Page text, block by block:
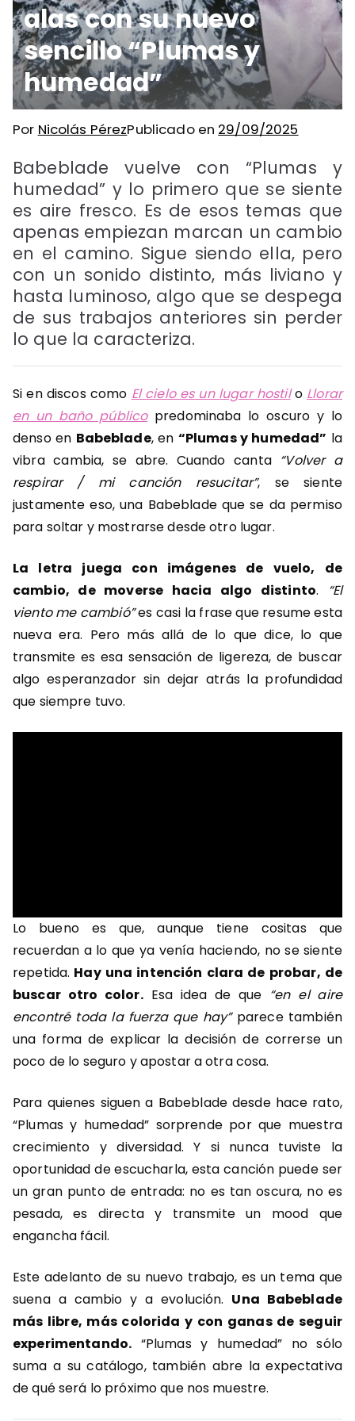
alas con su nuevo
sencillo “Plumas y
humedad”
Por Nicolás PérezPublicado en 29/09/2025
Babeblade vuelve con “Plumas y
humedad” y lo primero que se siente
es aire fresco. Es de esos temas que
apenas empiezan marcan un cambio
en el camino. Sigue siendo ella, pero
con un sonido distinto, más liviano y
hasta luminoso, algo que se despega
de sus trabajos anteriores sin perder
lo que la caracteriza.
Si en discos como El cielo es un lugar hostilo Llorar
en un baño públicopredominaba lo oscuro y lo
denso en Babeblade, en “Plumas y humedad” la
vibra cambia, se abre. Cuando canta “Volver a
respirar / mi canción resucitar”, se siente
justamente eso, una Babeblade que se da permiso
para soltar y mostrarse desde otro lugar.
La letra juega con imágenes de vuelo, de
cambio, de moverse hacia algo distinto.
“El
viento me cambió”es casi la frase que resume esta
nueva era. Pero más allá de lo que dice, lo que
transmite es esa sensación de ligereza, de buscar
algo esperanzador sin dejar atrás la profundidad
que siempre tuvo.
Lo bueno es que, aunque tiene cositas que
recuerdan a lo que ya venía haciendo, no se siente
repetida. Hay una intención clara de probar, de
buscar otro color.Esa idea de que “en el aire
encontré toda la fuerza que hay”parece también
una forma de explicar la decisión de correrse un
poco de lo seguro y apostar a otra cosa.
Para quienes siguen a Babeblade desde hace rato,
“Plumas y humedad” sorprende por que muestra
crecimiento y diversidad. Y si nunca tuviste la
oportunidad de escucharla, esta canción puede ser
un gran punto de entrada: no es tan oscura, no es
pesada, es directa y transmite un mood que
engancha fácil.
Este adelanto de su nuevo trabajo, es un tema que
suena a cambio y a evolución. Una Babeblade
más libre, más colorida y con ganas de seguir
experimentando. “Plumas y humedad” no sólo
suma a su catálogo, también abre la expectativa
de qué será lo próximo que nos muestre.